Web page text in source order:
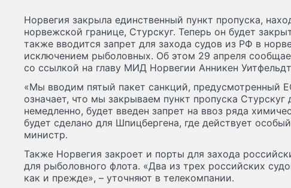
Норвегия закрыла единственный пункт пропуска,
норвежской границе, Стурскуг. Теперь он будет
также вводится запрет для захода судов из РФ в
исключением рыболовных. Об этом 29 апреля
со ссылкой на главу МИД Норвегии Анникен
«Мы вводим пятый пакет санкций, предусмотренный
означает, что мы закрываем пункт пропуска Стурскуг
немедленно, будет введен запрет на ввоз ряда
будет сделано для Шпицбергена, где действует
министр.
Также Норвегия закроет и порты для захода
для рыболовного флота. «Два из трех российских
как и прежде», – уточняют в телекомпании.